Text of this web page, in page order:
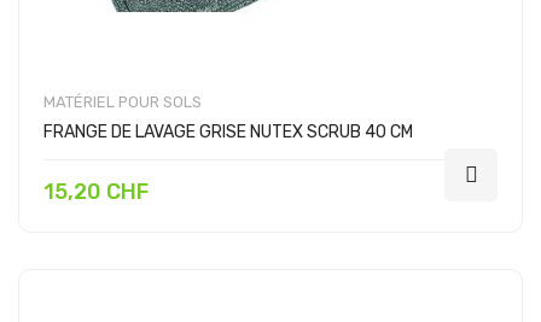
MATÉRIEL POUR SOLS
FRANGE DE LAVAGE GRISE NUTEX SCRUB 40 CM
15,20 CHF